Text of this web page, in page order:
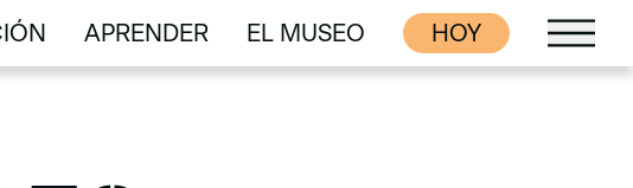
APRENDER
APRENDER
EL MUSEO
EL MUSEO
HOY